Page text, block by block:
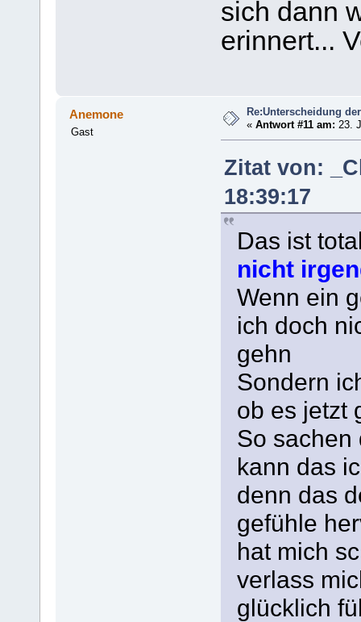
sich dann
erinnert...
Anemone
Gast
Re:Unterscheidung
«Antwort #11 am: 23.
Zitat von:
18:39:17
Das ist
nicht
Wenn ein
ich doch
gehn
Sondern
ob es jetzt
So sachen
kann das
denn das
gefühle
hat mich
verlass
glücklich